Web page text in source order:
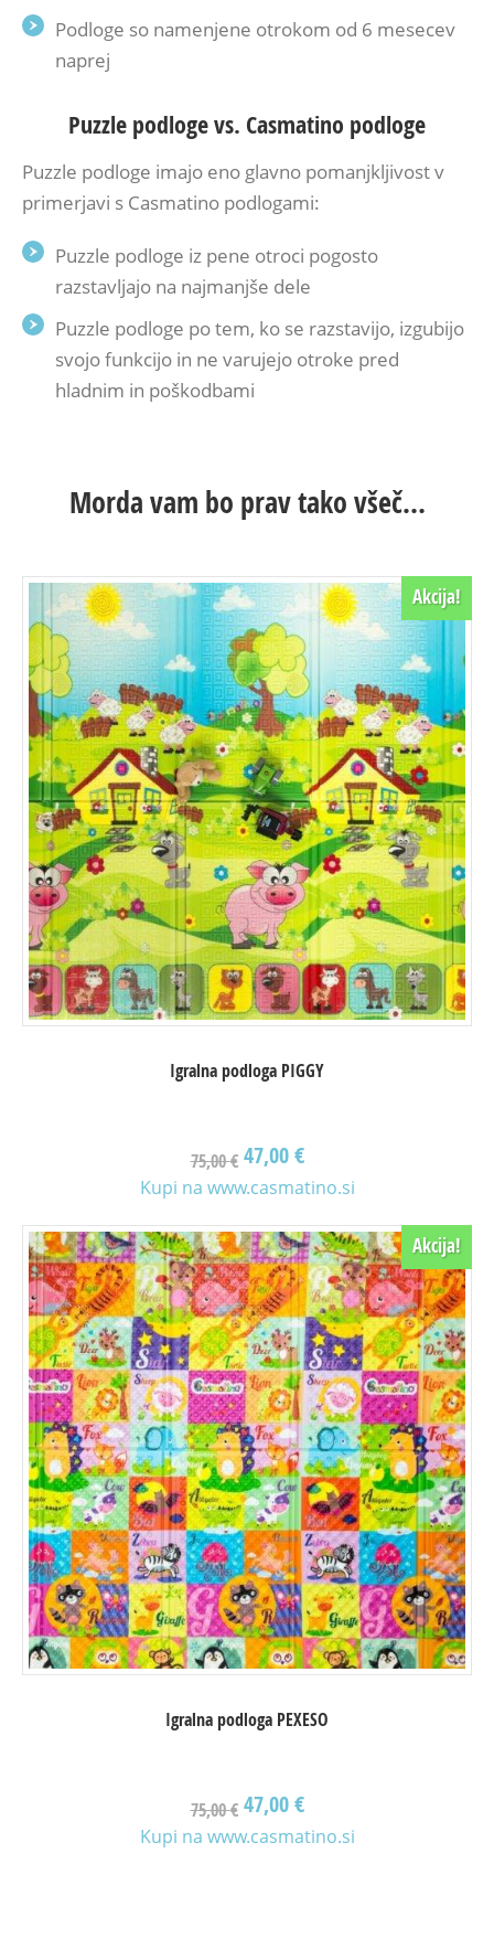
Podloge so namenjene otrokom od 6 mesecev
naprej
Puzzle podloge vs. Casmatino podloge
Puzzle podloge imajo eno glavno pomanjkljivost v
primerjavi s Casmatino podlogami:
Puzzle podloge iz pene otroci pogosto
razstavljajo na najmanjše dele
Puzzle podloge po tem, ko se razstavijo, izgubijo
svojo funkcijo in ne varujejo otroke pred
hladnim in poškodbami
Morda vam bo prav tako všeč…
Akcija!
Igralna podloga PIGGY
75,00€ 47,00€
Kupi na www.casmatino.si
Akcija!
Igralna podloga PEXESO
75,00€ 47,00€
Kupi na www.casmatino.si